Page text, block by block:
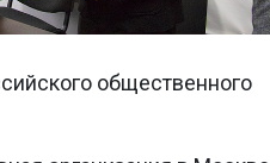
общественного